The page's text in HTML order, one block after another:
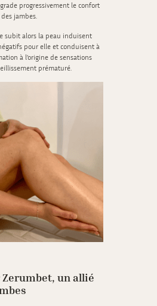
progressivement le confort
jambes.
subit alors la peau induisent
pour elle et conduisent à
à l’origine de sensations
prématuré.
un allié